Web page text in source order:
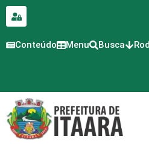
conteúdo
Conteúdo Menu Busca